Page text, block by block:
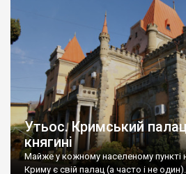
Утьос. Кримський палац
княгині
Майже у кожному населеному пункті
Криму є свій палац (а часто і не один).